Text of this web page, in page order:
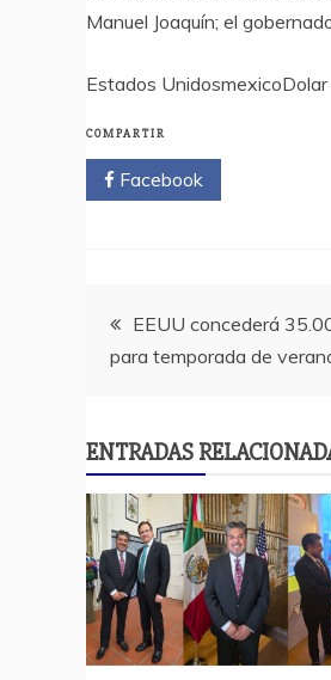
Manuel Joaquín; el
Estados UnidosmexicoDolar
COMPARTIR
Facebook
Navegación
de
entradas
EEUU concederá
para temporada de
ENTRADAS